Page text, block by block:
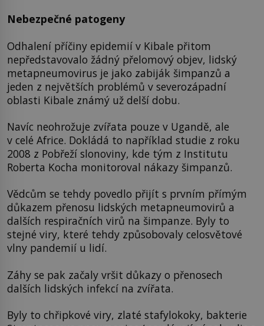
Nebezpečné patogeny
Odhalení příčiny epidemií v Kibale přitom
nepředstavovalo žádný přelomový objev, lidský
metapneumovirus je jako zabiják šimpanzů a
jeden z největších problémů v severozápadní
oblasti Kibale známý už delší dobu.
Navíc neohrožuje zvířata pouze v Ugandě, ale
v celé Africe. Dokládá to například studie z roku
2008 z Pobřeží slonoviny, kde tým z Institutu
Roberta Kocha monitoroval nákazy šimpanzů.
Vědcům se tehdy povedlo přijít s prvním přímým
důkazem přenosu lidských metapneumovirů a
dalších respiračních virů na šimpanze. Byly to
stejné viry, které tehdy způsobovaly celosvětové
vlny pandemií u lidí.
Záhy se pak začaly vršit důkazy o přenosech
dalších lidských infekcí na zvířata.
Byly to chřipkové viry, zlaté stafylokoky, bakterie